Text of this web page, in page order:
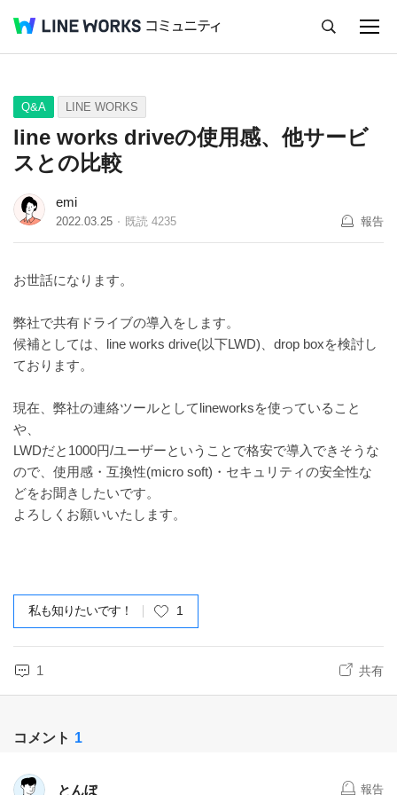
Q&A Tips Ideas
Q&A LINE WORKS
line works driveの使用感、他サービ
スとの比較
emi
2022.03.25 既読 4235 報告
お世話になります。
弊社で共有ドライブの導入をします。
候補としては、line works drive(以下LWD)、drop boxを検討し
ております。
現在、弊社の連絡ツールとしてlineworksを使っていること
や、
LWDだと1000円/ユーザーということで格安で導入できそうな
ので、使用感・互換性(micro soft)・セキュリティの安全性な
どをお聞きしたいです。
よろしくお願いいたします。
私も知りたいです！ 1
1 共有
コメント 1
とんぼ 報告